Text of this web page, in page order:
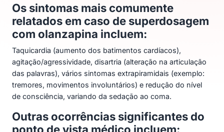
Os sintomas mais comumente
relatados em caso de superdosagem
com olanzapina incluem:
Taquicardia (aumento dos batimentos cardíacos),
agitação/agressividade, disartria (alteração na articulação
das palavras), vários sintomas extrapiramidais (exemplo:
tremores, movimentos involuntários) e redução do nível
de consciência, variando da sedação ao coma.
Outras ocorrências significantes do
ponto de vista médico incluem: